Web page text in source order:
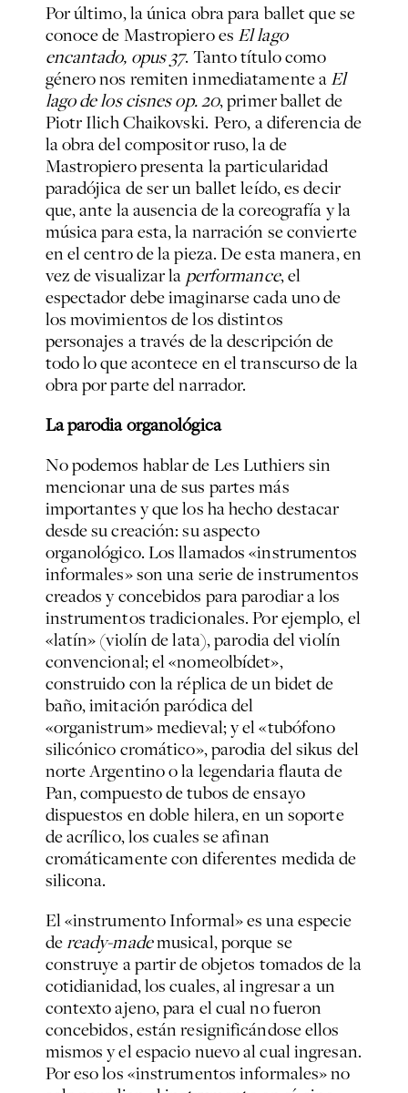
Por último, la única obra para ballet que se
conoce de Mastropiero esEl lago
encantado, opus 37. Tanto título como
género nos remiten inmediatamente aEl
lago de los cisnes op. 20, primer ballet de
Piotr Ilich Chaikovski. Pero, a diferencia de
la obra del compositor ruso, la de
Mastropiero presenta la particularidad
paradójica de ser un ballet leído, es decir
que, ante la ausencia de la coreografía y la
música para esta, la narración se convierte
en el centro de la pieza. De esta manera, en
vez de visualizar la performance, el
espectador debe imaginarse cada uno de
los movimientos de los distintos
personajes a través de la descripción de
todo lo que acontece en el transcurso de la
obra por parte del narrador.
La parodia organológica
No podemos hablar de Les Luthiers sin
mencionar una de sus partes más
importantes y que los ha hecho destacar
desde su creación: su aspecto
organológico. Los llamados «instrumentos
informales» son una serie de instrumentos
creados y concebidos para parodiar a los
instrumentos tradicionales. Por ejemplo, el
«latín» (violín de lata), parodia del violín
convencional; el «nomeolbídet»,
construido con la réplica de un bidet de
baño, imitación paródica del
«organistrum» medieval; y el «tubófono
silicónico cromático», parodia del sikus del
norte Argentino o la legendaria flauta de
Pan, compuesto de tubos de ensayo
dispuestos en doble hilera, en un soporte
de acrílico, los cuales se afinan
cromáticamente con diferentes medida de
silicona.
El «instrumento Informal» es una especie
deready-mademusical, porque se
construye a partir de objetos tomados de la
cotidianidad, los cuales, al ingresar a un
contexto ajeno, para el cual no fueron
concebidos, están resignificándose ellos
mismos y el espacio nuevo al cual ingresan.
Por eso los «instrumentos informales» no